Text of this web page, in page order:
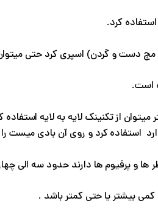
کرد.
دست و گردن) اسپری کرد حتی
است.
از تکنینک لایه به لایه
استفاده کرد و روی آن بادی میست
و پرفیوم ها دارند حدود سه الی
بیشتر یا حتی کمتر باشد .